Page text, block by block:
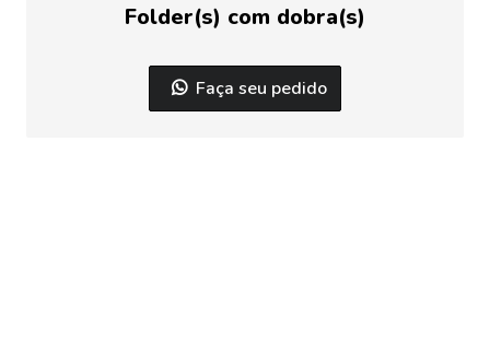
Folder(s) com dobra(s)
Faça seu pedido